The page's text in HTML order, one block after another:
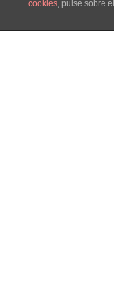
cookies, pulse sobre